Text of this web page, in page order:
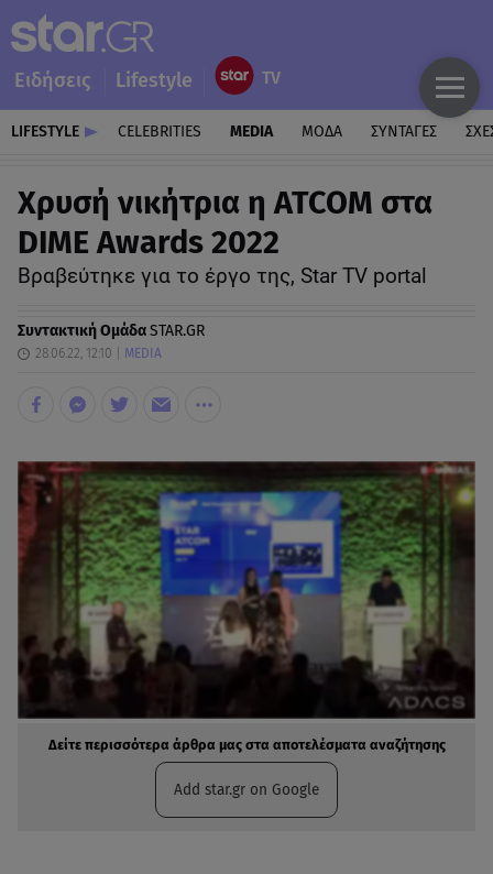
Ειδήσεις Lifestyle
LIFESTYLE CELEBRITIES MEDIA ΜΟΔΑ ΣΥΝΤΑΓΕΣ
Χρυσή νικήτρια η ATCOM στα
DIME Awards 2022
Βραβεύτηκε για το έργο της, Star TV portal
Συντακτική ΟμάδαSTAR.GR
28.06.22, 12:10 MEDIA
Δείτε περισσότερα άρθρα μας στα αποτελέσματα αναζήτησης
Add star.gr on Google